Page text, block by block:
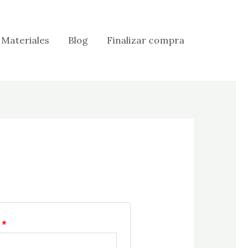
Materiales Blog Finalizar compra
*